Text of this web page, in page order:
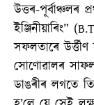
উত্তৰ-পূৰ্বাঞ্চলৰ
ইঞ্জিনীয়াৰিং”
সফলতাৰে
সোণোৱালৰ
ডাঙৰীৰ লগতে